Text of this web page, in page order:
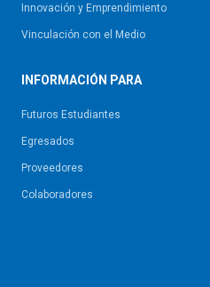
Innovación y Emprendimiento
Vinculación con el Medio
INFORMACIÓN PARA
Futuros Estudiantes
Egresados
Proveedores
Colaboradores